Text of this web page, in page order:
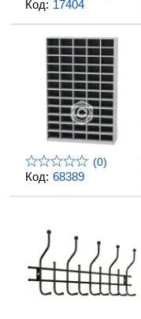
Код: 17404
Код: 68389
(0)